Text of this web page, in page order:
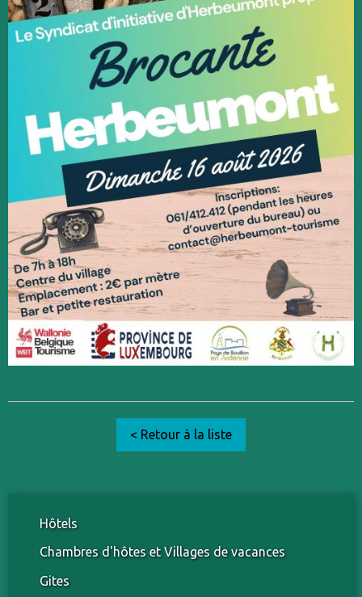
< Retour à la liste
Hôtels
Chambres d'hôtes et Villages de vacances
Gites